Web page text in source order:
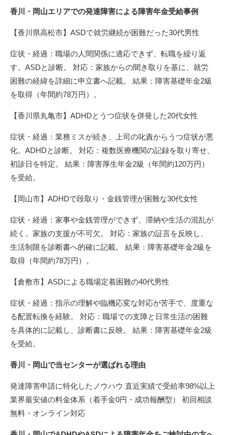
香川・岡山エリアでの発達障害による障害年金受給事例
【香川県高松市】ASDで就労継続が困難だった30代男性
症状・経過：職場の人間関係に適応できず、転職を繰り返
す。ASDと診断。 対応：家族からの聞き取りを基に、就労
困難の経緯を詳細に申立書へ記載。 結果：障害基礎年金2級
を取得（年間約78万円）。
【香川県丸亀市】ADHDとうつ症状を併発した20代女性
症状・経過：業務ミスが続き、上司の叱責からうつ症状が悪
化。ADHDと診断。 対応：複数医療機関の記録を取り寄せ、
初診日を特定。 結果：障害厚生年金2級（年間約120万円）
を受給。
【岡山市】ADHDで段取り・金銭管理が困難な30代女性
症状・経過：家事や金銭管理ができず、滞納や生活の混乱が
続く。家族の支援が不可欠。 対応：家族の証言を反映し、
生活制限を診断書へ的確に記載。 結果：障害基礎年金2級を
取得（年間約78万円）。
【倉敷市】ASDによる職場定着困難の40代男性
症状・経過：指示の理解や臨機応変な対応が苦手で、度重な
る配置転換を経験。 対応：職場での支障と日常生活の困難
を具体的に記載し、診断書に反映。 結果：障害基礎年金2級
を受給。
香川・岡山で当センターが選ばれる理由
発達障害申請に特化したノウハウ 直近実績で受給率98%以上
業界最安値の料金体系（着手金0円・成功報酬型） 初回相談
無料・オンライン対応